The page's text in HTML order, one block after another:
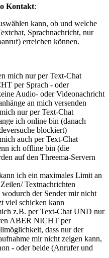
Kontakt:
kann, ob und welche
Sprachnachricht, nur
erreichen können.
mich nur per Text-Chat
per Sprach - oder
Audio- oder Videonachricht
an mich versenden
nur per Text-Chat
ich online bin (danach
blockiert)
auch per Text-Chat
ich offline bin (die
auf den Threema-Servern
ich ein maximales Limit an
Textnachrichten
wodurch der Sender mir nicht
viel schicken kann
z.B. per Text-Chat UND nur
ABER NICHT per
dass nur der
mir nicht zeigen kann,
- oder beide (Anrufer und